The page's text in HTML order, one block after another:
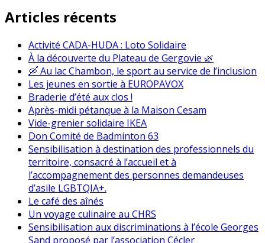
Articles récents
Activité CADA-HUDA : Loto Solidaire
À la découverte du Plateau de Gergovie 🌿
🛶 Au lac Chambon, le sport au service de l’inclusion
Les jeunes en sortie à EUROPAVOX
Braderie d’été aux clos !
Après-midi pétanque à la Maison Cesam
Vide-grenier solidaire IKEA
Don Comité de Badminton 63
Sensibilisation à destination des professionnels du
territoire, consacré à l’accueil et à
l’accompagnement des personnes demandeuses
d’asile LGBTQIA+.
Le café des aînés
Un voyage culinaire au CHRS
Sensibilisation aux discriminations à l’école Georges
Sand proposé par l’association Cécler